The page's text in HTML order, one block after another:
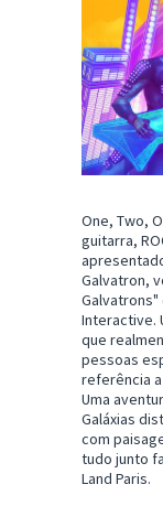
One, Two,
guitarra,
Galvatron,
Galvatrons"
Interactive.
que
pessoas
referência
Uma
Galáxias
com
tudo junto
Land Paris.